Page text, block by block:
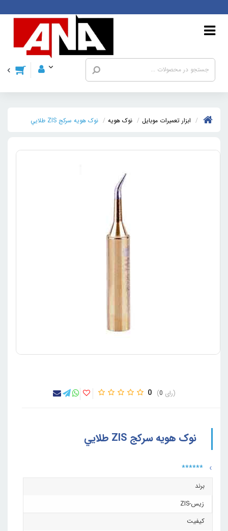
ابزار تعمیرات موبایل نوک هویه نوک هويه سرکج ZIS طلايي
0 0
نوک هويه سرکج ZIS طلايي
******
برند
زیس-ZIS
کیفیت